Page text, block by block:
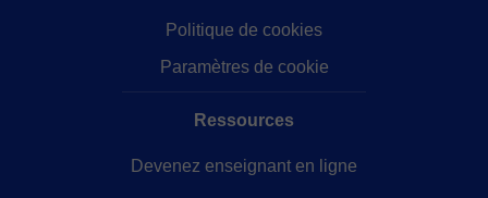
Politique de cookies
Paramètres de cookie
Ressources
Devenez enseignant en ligne